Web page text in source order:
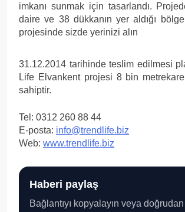
imkanı sunmak için tasarlandı.
daire ve 38 dükkanın yer aldığı
projesinde sizde yerinizi alın
31.12.2014 tarihinde teslim edilmesi
Life Elvankent projesi 8 bin
sahiptir.
Tel: 0312 260 88 44
E-posta: info@trendlife.biz
Web: www.trendlife.biz
Haberi paylaş
Bağlantıyı kopyalayın veya